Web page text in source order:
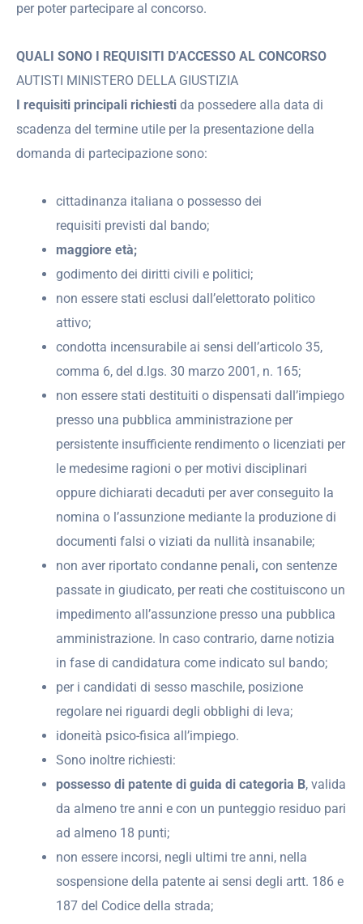
per poter partecipare al concorso.
QUALI SONO I REQUISITI D’ACCESSO AL CONCORSO
AUTISTI MINISTERO DELLA GIUSTIZIA
I requisiti principali richiesti da possedere alla data di
scadenza del termine utile per la presentazione della
domanda di partecipazione sono:
cittadinanza italiana o possesso dei
requisiti previsti dal bando;
maggiore età;
godimento dei diritti civili e politici;
non essere stati esclusi dall’elettorato politico
attivo;
condotta incensurabile ai sensi dell’articolo 35,
comma 6, del d.lgs. 30 marzo 2001, n. 165;
non essere stati destituiti o dispensati dall’impiego
presso una pubblica amministrazione per
persistente insufficiente rendimento o licenziati per
le medesime ragioni o per motivi disciplinari
oppure dichiarati decaduti per aver conseguito la
nomina o l’assunzione mediante la produzione di
documenti falsi o viziati da nullità insanabile;
non aver riportato condanne penali, con sentenze
passate in giudicato, per reati che costituiscono un
impedimento all’assunzione presso una pubblica
amministrazione. In caso contrario, darne notizia
in fase di candidatura come indicato sul bando;
per i candidati di sesso maschile, posizione
regolare nei riguardi degli obblighi di leva;
idoneità psico-fisica all’impiego.
Sono inoltre richiesti:
possesso di patente di guida di categoria B, valida
da almeno tre anni e con un punteggio residuo pari
ad almeno 18 punti;
non essere incorsi, negli ultimi tre anni, nella
sospensione della patente ai sensi degli artt. 186 e
187 del Codice della strada;